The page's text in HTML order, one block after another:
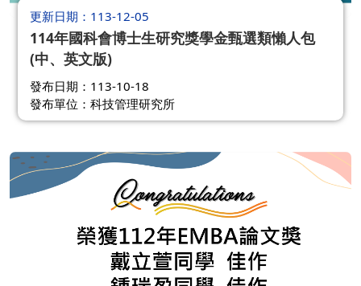
更新日期 113-12-05
114年國科會博士生研究獎學金甄選類懶人包
(中、英文版)
發布日期：113-10-18
發布單位：科技管理研究所